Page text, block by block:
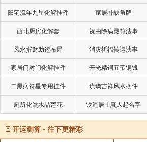
顺遂发展。所以，在进行相关的摆
想方设法避开八宅煞。唯有如此，
良好发挥营造出适宜的环境，使其
们带来理想中的美好姻缘和情感机
受八宅煞干扰的空间，其能量流动
从而为桃花运的蓬勃发展提供有力
配以梦幻美丽的背景墙
最后需要特别留意的一种情
究竟该怎样进行搭配呢？倘若想要
阳宅流年九星化解挂件 家居补缺角牌
西北厨房化解套 祝由除病灵符法事
风水摧财助运布局 消灾祈福转运法事
家居门对门化解挂件 开光精铜五帝铜钱
二黑病符星专用挂件 琉璃吉祥风水摆件
厕所化煞水晶莲花 铁笔居士真人起名字
Ξ 开运测算 - 往下更精彩